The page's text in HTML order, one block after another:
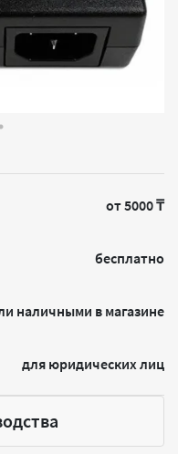
от 5000 ₸
бесплатно
наличными в магазине
для юридических лиц